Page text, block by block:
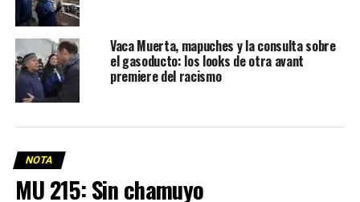
Vaca Muerta, mapuches y la consulta sobre
el gasoducto: los looks de otra avant
premiere del racismo
NOTA
MU 215: Sin chamuyo